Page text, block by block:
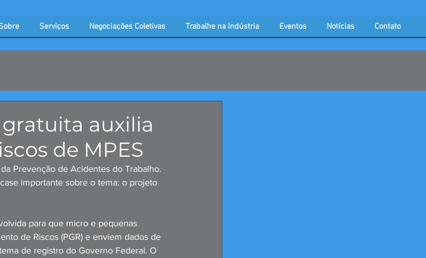
Serviços Negociações Coletivas Trabalhe na Indústria Eventos Notícias Contato
auxilia
de MPES
Prevenção de Acidentes do Trabalho.
importante sobre o tema: o projeto
para que micro e pequenas
de Riscos (PGR) e enviem dados de
de registro do Governo Federal. O